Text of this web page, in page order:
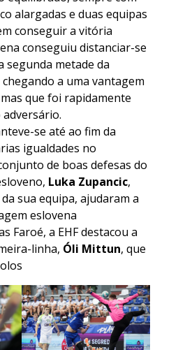
alargadas e duas equipas
conseguir a vitória
conseguiu distanciar-se
segunda metade da
a uma vantagem
que foi rapidamente
se até ao fim da
igualdades no
de boas defesas do
Luka Zupancic,
sua equipa, ajudaram a
eslovena
Faroé, a EHF destacou a
linha, Óli Mittun, que